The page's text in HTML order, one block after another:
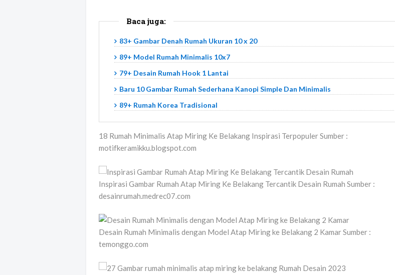
Baca juga:
83+ Gambar Denah Rumah Ukuran 10 x 20
89+ Model Rumah Minimalis 10x7
79+ Desain Rumah Hook 1 Lantai
Baru 10 Gambar Rumah Sederhana Kanopi Simple Dan Minimalis
89+ Rumah Korea Tradisional
18 Rumah Minimalis Atap Miring Ke Belakang Inspirasi Terpopuler Sumber :
motifkeramikku.blogspot.com
Inspirasi Gambar Rumah Atap Miring Ke Belakang Tercantik Desain Rumah Sumber :
desainrumah.medrec07.com
Desain Rumah Minimalis dengan Model Atap Miring ke Belakang 2 Kamar Sumber :
temonggo.com